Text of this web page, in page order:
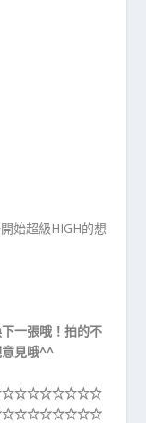
始超級HIGH的想
一張哦！拍的不
見哦^^
☆☆☆☆☆
☆☆☆☆☆